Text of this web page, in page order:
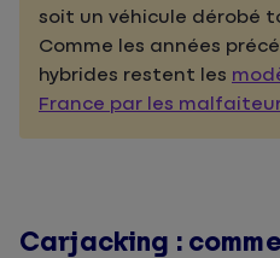
soit un véhicule dérobé
Comme les années
hybrides restent les
France par les
Carjacking :